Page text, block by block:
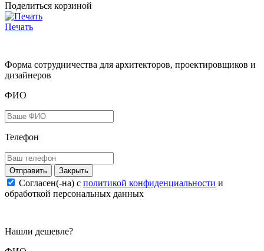
Поделиться корзиной
Печать
Форма сотрудничества для архитекторов, проектировщиков и
дизайнеров
ФИО
Телефон
Закрыть
Согласен(-на) c политикой конфиденциальности и
обработкой персональных данных
Нашли дешевле?